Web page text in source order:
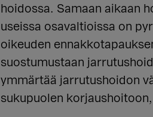
hoidossa. Samaan aikaan
useissa osavaltioissa on
oikeuden
suostumustaan
ymmärtää jarrutushoidon
sukupuolen